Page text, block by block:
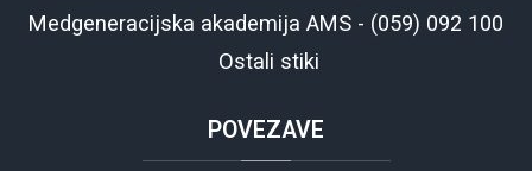
Medgeneracijska akademija AMS - (059) 092 100
Ostali stiki
POVEZAVE